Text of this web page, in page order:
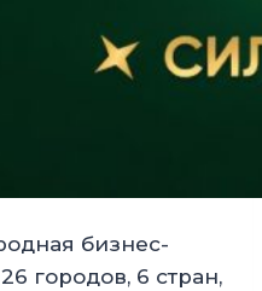
бизнес-
городов, 6 стран,